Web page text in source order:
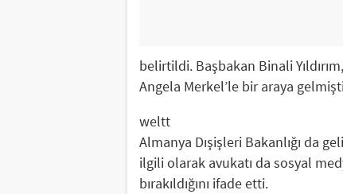
belirtildi. Başbakan Binali
Angela Merkel’le bir araya
weltt
Almanya Dışişleri Bakanlığı da
ilgili olarak avukatı da sosyal
bırakıldığını ifade etti.